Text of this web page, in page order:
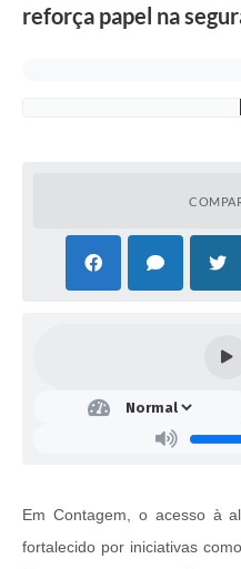
reforça papel na
Em Contagem, o acesso à
fortalecido por iniciativas